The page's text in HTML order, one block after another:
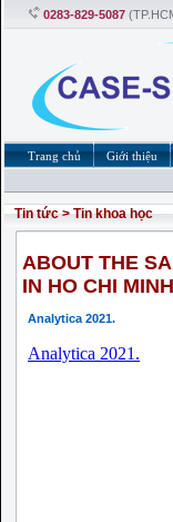
0283-829-5087
Trang chủ Giới thiệu
Tin tức>Tin khoa học
ABOUT THE
IN HO CHI
Analytica 2021.
Analytica 2021.